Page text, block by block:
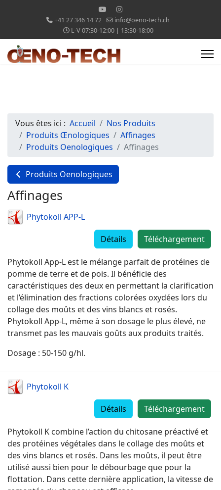
+41 27 346 14 72
info@oeno-tech.ch
L-V 07:30-12:00 | 13:30-18:00
Vous êtes ici : Accueil
Nos Produits
Produits Œnologiques
Affinages
Produits Oenologiques
Affinages
Produits Oenologiques
Affinages
Phytokoll APP-L
Téléchargement
Détails
Phytokoll App-L est le mélange parfait de protéines de
pomme de terre et de pois. Il bénéficie des
caractéristiques des deux en permettant la clarification
et l’élimination des fractions colorées oxydées lors du
collage des moûts et des vins blancs et rosés.
Phytokoll App-L, même à son dosage le plus élevé, ne
transmet pas les mauvais goûts aux produits traités.
Dosage : 50-150 g/hl.
Phytokoll K
Téléchargement
Détails
Phytokoll K combine l’action du chitosane préactivé et
des protéines végétales dans le collage des moûts et
des vins blancs et rosés. Dans les moûts, il peut être
utilisé aussi bien pour le débourbage que pour la
flottation. Dans cette dernière application, la vitesse de